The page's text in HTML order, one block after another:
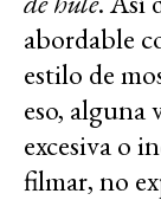
abordable
estilo de
eso, alguna
excesiva o
filmar, no